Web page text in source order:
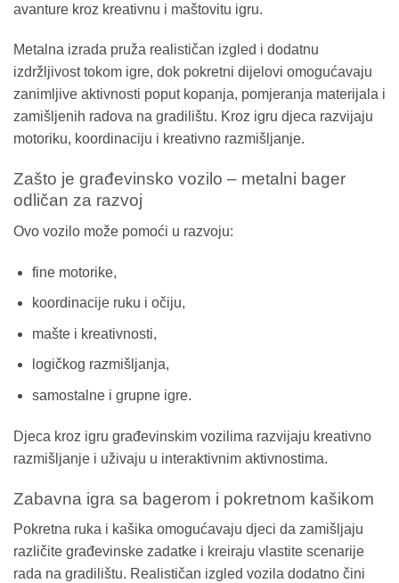
avanture kroz kreativnu i maštovitu igru.
Metalna izrada pruža realističan izgled i dodatnu
izdržljivost tokom igre, dok pokretni dijelovi omogućavaju
zanimljive aktivnosti poput kopanja, pomjeranja materijala i
zamišljenih radova na gradilištu. Kroz igru djeca razvijaju
motoriku, koordinaciju i kreativno razmišljanje.
Zašto je građevinsko vozilo – metalni bager
odličan za razvoj
Ovo vozilo može pomoći u razvoju:
fine motorike,
koordinacije ruku i očiju,
mašte i kreativnosti,
logičkog razmišljanja,
samostalne i grupne igre.
Djeca kroz igru građevinskim vozilima razvijaju kreativno
razmišljanje i uživaju u interaktivnim aktivnostima.
Zabavna igra sa bagerom i pokretnom kašikom
Pokretna ruka i kašika omogućavaju djeci da zamišljaju
različite građevinske zadatke i kreiraju vlastite scenarije
rada na gradilištu. Realističan izgled vozila dodatno čini